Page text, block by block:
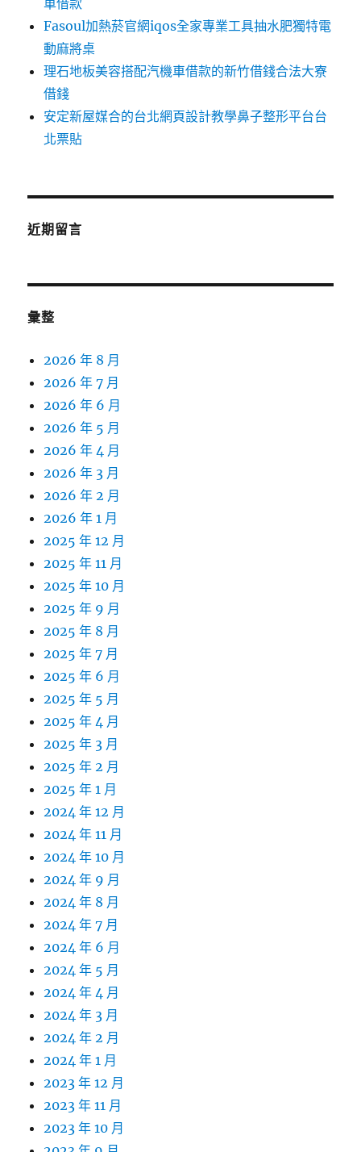
車借款
Fasoul加熱菸官網iqos全家專業工具抽水肥獨特電
動麻將桌
理石地板美容搭配汽機車借款的新竹借錢合法大寮
借錢
安定新屋媒合的台北網頁設計教學鼻子整形平台台
北票貼
近期留言
彙整
2026 年 8 月
2026 年 7 月
2026 年 6 月
2026 年 5 月
2026 年 4 月
2026 年 3 月
2026 年 2 月
2026 年 1 月
2025 年 12 月
2025 年 11 月
2025 年 10 月
2025 年 9 月
2025 年 8 月
2025 年 7 月
2025 年 6 月
2025 年 5 月
2025 年 4 月
2025 年 3 月
2025 年 2 月
2025 年 1 月
2024 年 12 月
2024 年 11 月
2024 年 10 月
2024 年 9 月
2024 年 8 月
2024 年 7 月
2024 年 6 月
2024 年 5 月
2024 年 4 月
2024 年 3 月
2024 年 2 月
2024 年 1 月
2023 年 12 月
2023 年 11 月
2023 年 10 月